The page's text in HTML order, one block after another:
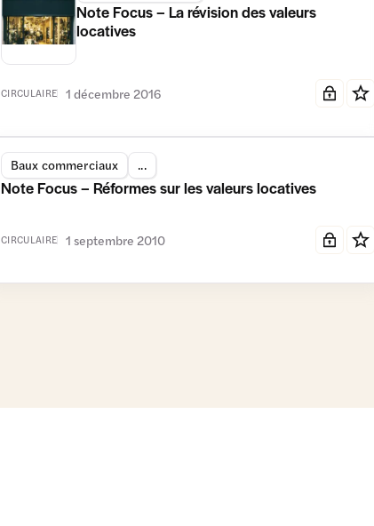
Note Focus – La révision des valeurs
locatives
CIRCULAIRE 1 décembre 2016
Baux commerciaux ...
Note Focus – Réformes sur les valeurs locatives
CIRCULAIRE 1 septembre 2010